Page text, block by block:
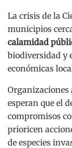
La crisis de la
municipios
calamidad
biodiversidad y
económicas
esperan que el
compromisos
prioricen
de especies